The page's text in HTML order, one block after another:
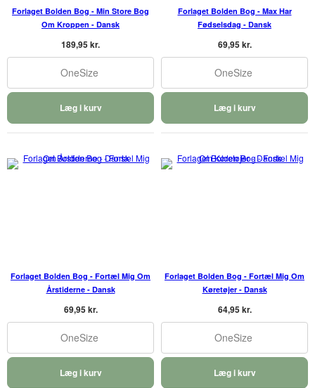
Forlaget Bolden Bog - Min Store Bog
Om Kroppen - Dansk
189,95 kr.
OneSize
Læg i kurv
Forlaget Bolden Bog - Max Har
Fødselsdag - Dansk
69,95 kr.
OneSize
Læg i kurv
Forlaget Bolden Bog - Fortæl Mig Om
Årstiderne - Dansk
69,95 kr.
OneSize
Læg i kurv
Forlaget Bolden Bog - Fortæl Mig Om
Køretøjer - Dansk
64,95 kr.
OneSize
Læg i kurv